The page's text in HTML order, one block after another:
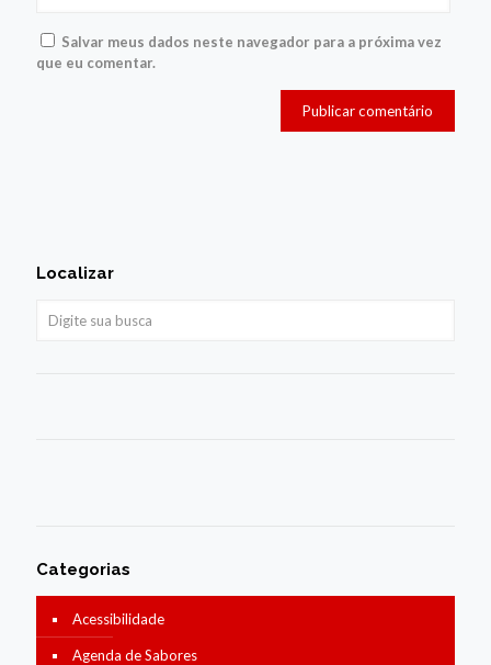
Salvar meus dados neste navegador para a próxima vez
que eu comentar.
Localizar
Categorias
Acessibilidade
Agenda de Sabores